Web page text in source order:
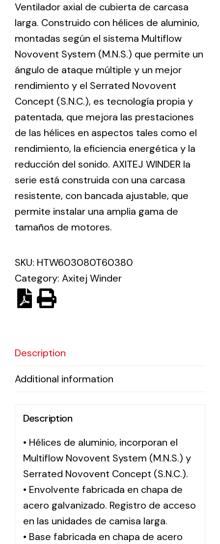
Ventilation
The incorporation of Novovent into the group
meant a greater offer of ventilation products for
different uses
Iluminación Solar
Variedad de soluciones solares para todo tipo
de necesidades.
Variety of solar solutions for all kinds of needs.
Ventilador axial de cubierta de carcasa
larga. Construido con hélices de aluminio,
montadas según el sistema Multiflow
Novovent System (M.N.S.) que permite un
ángulo de ataque múltiple y un mejor
rendimiento y el Serrated Novovent
Concept (S.N.C.), es tecnología propia y
patentada, que mejora las prestaciones
de las hélices en aspectos tales como el
rendimiento, la eficiencia energética y la
reducción del sonido. AXITEJ WINDER la
serie está construida con una carcasa
resistente, con bancada ajustable, que
permite instalar una amplia gama de
tamaños de motores.
SKU: HTW603080T60380
Category: Axitej Winder
Description
Additional information
Description
• Hélices de aluminio, incorporan el
Multiflow Novovent System (M.N.S.) y
Serrated Novovent Concept (S.N.C.).
• Envolvente fabricada en chapa de
acero galvanizado. Registro de acceso
en las unidades de camisa larga.
• Base fabricada en chapa de acero